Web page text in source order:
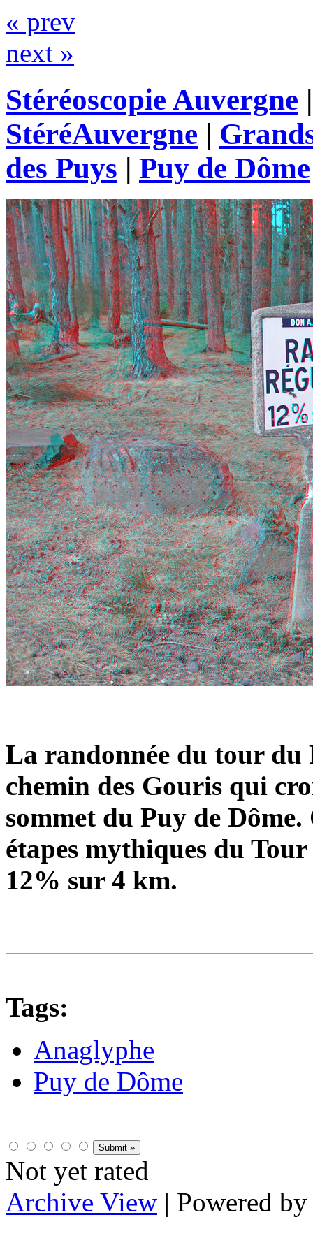
« prev
next »
Stéréoscopie Auvergne
StéréAuvergne |
des Puys | Puy de Dôme
La randonnée du tour du
chemin des Gouris qui
sommet du Puy de
étapes mythiques du
12% sur 4 km.
Tags:
Anaglyphe
Puy de Dôme
Not yet rated
Archive View | Powered